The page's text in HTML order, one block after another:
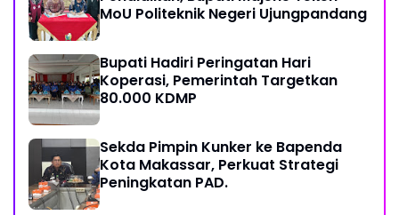
MoU Politeknik Negeri Ujungpandang
Bupati Hadiri Peringatan Hari
Koperasi, Pemerintah Targetkan
80.000 KDMP
Sekda Pimpin Kunker ke Bapenda
Kota Makassar, Perkuat Strategi
Peningkatan PAD.